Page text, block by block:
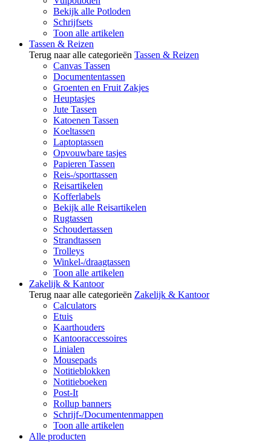
Bekijk alle Potloden
Schrijfsets
Toon alle artikelen
Tassen & Reizen
Terug naar alle categorieën Tassen & Reizen
Canvas Tassen
Documententassen
Groenten en Fruit Zakjes
Heuptasjes
Jute Tassen
Katoenen Tassen
Koeltassen
Laptoptassen
Opvouwbare tasjes
Papieren Tassen
Reis-/sporttassen
Reisartikelen
Kofferlabels
Bekijk alle Reisartikelen
Rugtassen
Schoudertassen
Strandtassen
Trolleys
Winkel-/draagtassen
Toon alle artikelen
Zakelijk & Kantoor
Terug naar alle categorieën Zakelijk & Kantoor
Calculators
Etuis
Kaarthouders
Kantooraccessoires
Linialen
Mousepads
Notitieblokken
Notitieboeken
Post-It
Rollup banners
Schrijf-/Documentenmappen
Toon alle artikelen
Alle producten